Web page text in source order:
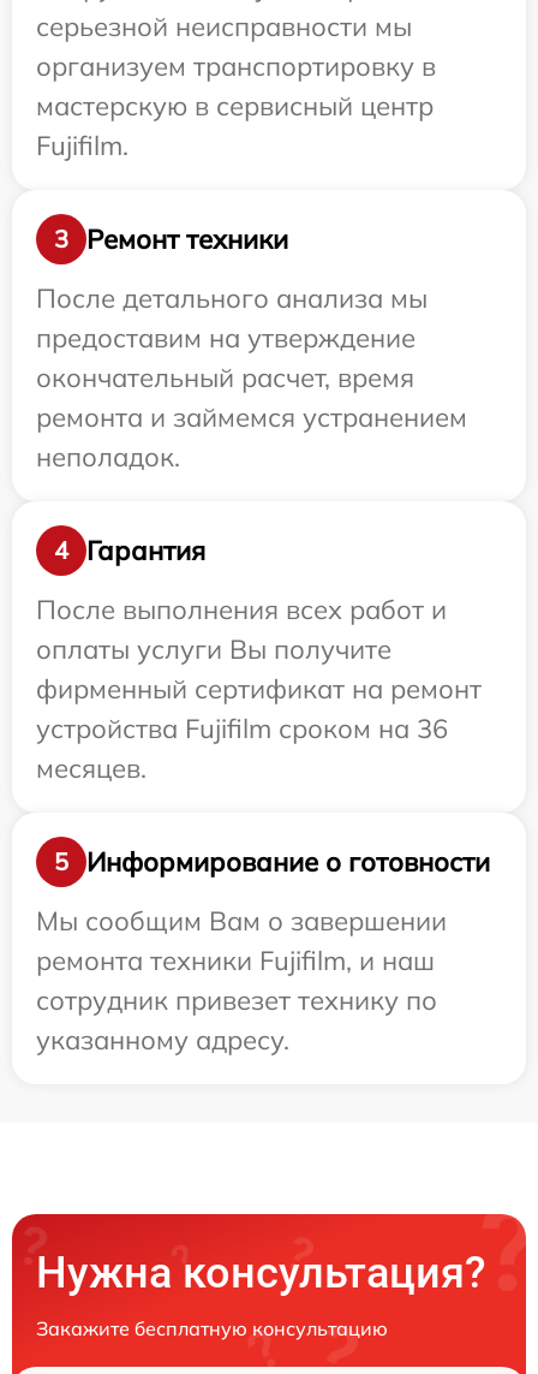
серьезной неисправности мы
организуем транспортировку в
мастерскую в сервисный центр
Fujifilm.
3
Ремонт техники
После детального анализа мы
предоставим на утверждение
окончательный расчет, время
ремонта и займемся устранением
неполадок.
4
Гарантия
После выполнения всех работ и
оплаты услуги Вы получите
фирменный сертификат на ремонт
устройства Fujifilm сроком на 36
месяцев.
5
Информирование о готовности
Мы сообщим Вам о завершении
ремонта техники Fujifilm, и наш
сотрудник привезет технику по
указанному адресу.
Нужна консультация?
Закажите бесплатную консультацию